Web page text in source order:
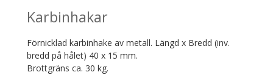
Karbinhakar
Förnicklad karbinhake av metall. Längd x Bredd (inv.
bredd på hålet) 40 x 15 mm.
Brottgräns ca. 30 kg.